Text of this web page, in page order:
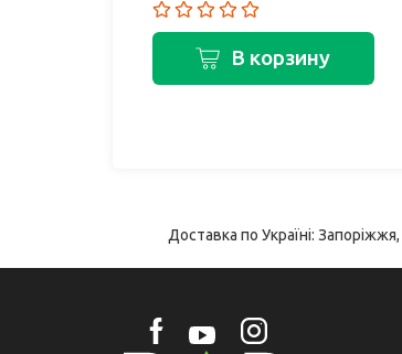
В корзину
Доставка по Україні: